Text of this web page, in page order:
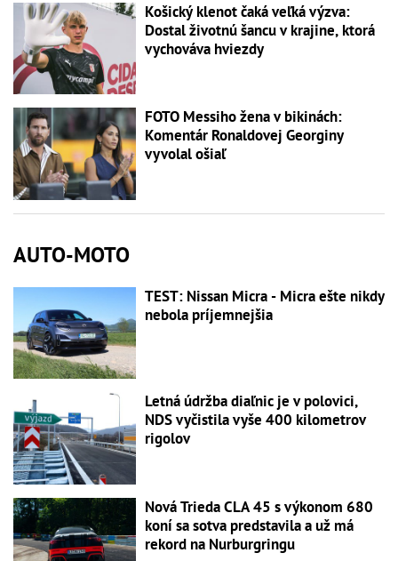
Košický klenot čaká veľká výzva:
Dostal životnú šancu v krajine, ktorá
vychováva hviezdy
FOTO Messiho žena v bikinách:
Komentár Ronaldovej Georginy
vyvolal ošiaľ
AUTO-MOTO
TEST: Nissan Micra - Micra ešte nikdy
nebola príjemnejšia
Letná údržba diaľnic je v polovici,
NDS vyčistila vyše 400 kilometrov
rigolov
Nová Trieda CLA 45 s výkonom 680
koní sa sotva predstavila a už má
rekord na Nurburgringu